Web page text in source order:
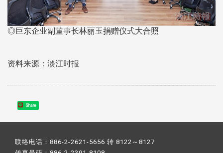
◎巨东企业副董事长林丽玉捐赠仪式大合照
资料来源：淡江时报
Share
联络电话：886-2-2621-5656 转 8122～8127